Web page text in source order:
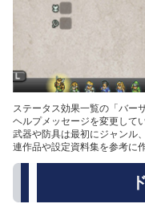
ステータス効果一覧の「バー
ヘルプメッセージを変更してい
武器や防具は最初にジャンル
連作品や設定資料集を参考に